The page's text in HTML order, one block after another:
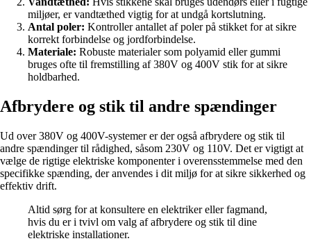
miljøer, er vandtæthed vigtig for at undgå kortslutning.
Antal poler: Kontroller antallet af poler på stikket for at sikre
korrekt forbindelse og jordforbindelse.
Materiale: Robuste materialer som polyamid eller gummi
bruges ofte til fremstilling af 380V og 400V stik for at sikre
holdbarhed.
Afbrydere og stik til andre spændinger
Ud over 380V og 400V-systemer er der også afbrydere og stik til
andre spændinger til rådighed, såsom 230V og 110V. Det er vigtigt at
vælge de rigtige elektriske komponenter i overensstemmelse med den
specifikke spænding, der anvendes i dit miljø for at sikre sikkerhed og
effektiv drift.
Altid sørg for at konsultere en elektriker eller fagmand,
hvis du er i tvivl om valg af afbrydere og stik til dine
elektriske installationer.